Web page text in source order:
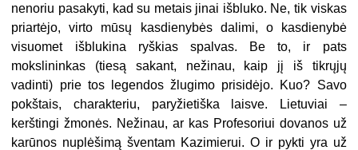
nenoriu pasa­kyti, kad su metais jinai išbluko. Ne, tik viskas
priartėjo, virto mūsų kasdie­nybės dalimi, o kasdienybė
visuomet išblukina ryškias spalvas. Be to, ir pats
mokslininkas (tiesą sakant, nežinau, kaip jį iš tikrųjų
vadinti) prie tos legendos žlugimo prisidėjo. Kuo? Savo
pokštais, charakteriu, paryžietiška lais­ve. Lietuviai –
kerštingi žmonės. Ne­žinau, ar kas Profesoriui dovanos už
karūnos nuplėšimą šventam Kazi­mierui. O ir pykti yra už